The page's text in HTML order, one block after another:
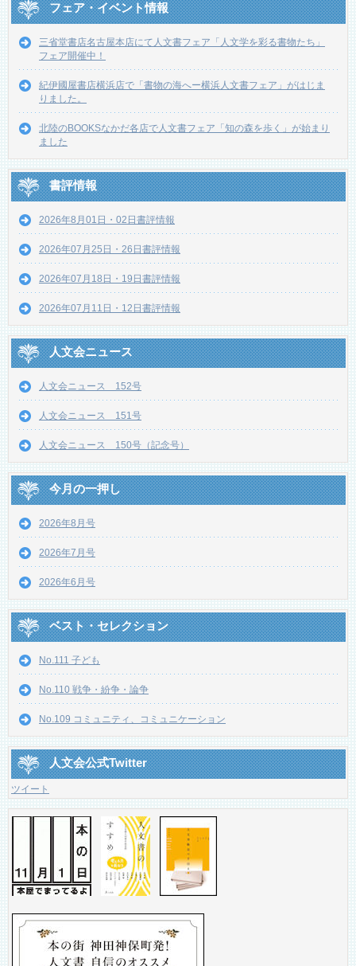
フェア・イベント情報
三省堂書店名古屋本店にて人文書フェア「人文学を彩る書物たち」
フェア開催中！
紀伊國屋書店横浜店で「書物の海へー横浜人文書フェア」がはじま
りました。
北陸のBOOKSなかだ各店で人文書フェア「知の森を歩く」が始まり
ました
書評情報
2026年8月01日・02日書評情報
2026年07月25日・26日書評情報
2026年07月18日・19日書評情報
2026年07月11日・12日書評情報
人文会ニュース
人文会ニュース 152号
人文会ニュース 151号
人文会ニュース 150号（記念号）
今月の一押し
2026年8月号
2026年7月号
2026年6月号
ベスト・セレクション
No.111 子ども
No.110 戦争・紛争・論争
No.109 コミュニティ、コミュニケーション
人文会公式Twitter
ツイート